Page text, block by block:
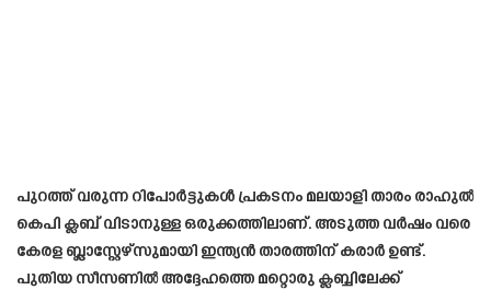
പുറത്ത് വരുന്ന റിപോർട്ടുകൾ പ്രകടനം മലയാളി താരം രാഹുൽ
കെപി ക്ലബ് വിടാനുള്ള ഒരുക്കത്തിലാണ്. അടുത്ത വർഷം വരെ
കേരള ബ്ലാസ്റ്റേഴ്സുമായി ഇന്ത്യൻ താരത്തിന് കരാർ ഉണ്ട്.
പുതിയ സീസണിൽ അദ്ദേഹത്തെ മറ്റൊരു ക്ലബ്ബിലേക്ക്